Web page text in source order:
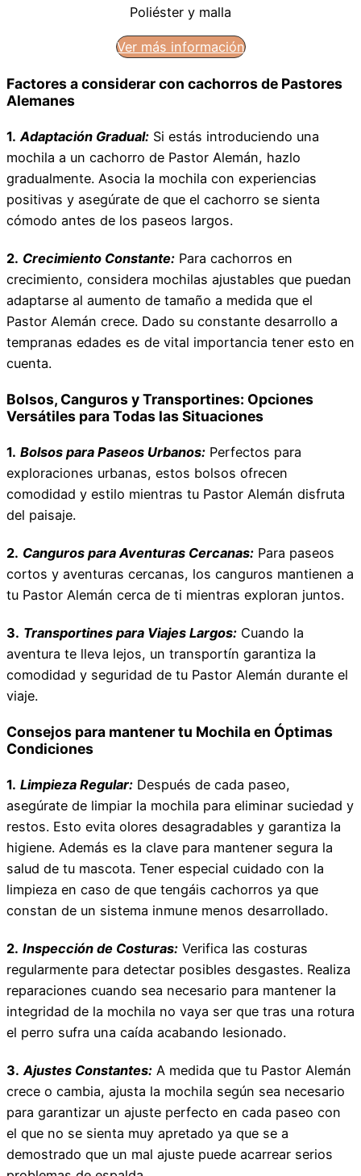
Poliéster y malla
Ver más información
Factores a considerar con cachorros de Pastores
Alemanes
1. Adaptación Gradual: Si estás introduciendo una
mochila a un cachorro de Pastor Alemán, hazlo
gradualmente. Asocia la mochila con experiencias
positivas y asegúrate de que el cachorro se sienta
cómodo antes de los paseos largos.
2. Crecimiento Constante: Para cachorros en
crecimiento, considera mochilas ajustables que puedan
adaptarse al aumento de tamaño a medida que el
Pastor Alemán crece. Dado su constante desarrollo a
tempranas edades es de vital importancia tener esto en
cuenta.
Bolsos, Canguros y Transportines: Opciones
Versátiles para Todas las Situaciones
1. Bolsos para Paseos Urbanos: Perfectos para
exploraciones urbanas, estos bolsos ofrecen
comodidad y estilo mientras tu Pastor Alemán disfruta
del paisaje.
2. Canguros para Aventuras Cercanas: Para paseos
cortos y aventuras cercanas, los canguros mantienen a
tu Pastor Alemán cerca de ti mientras exploran juntos.
3. Transportines para Viajes Largos: Cuando la
aventura te lleva lejos, un transportín garantiza la
comodidad y seguridad de tu Pastor Alemán durante el
viaje.
Consejos para mantener tu Mochila en Óptimas
Condiciones
1. Limpieza Regular: Después de cada paseo,
asegúrate de limpiar la mochila para eliminar suciedad y
restos. Esto evita olores desagradables y garantiza la
higiene. Además es la clave para mantener segura la
salud de tu mascota. Tener especial cuidado con la
limpieza en caso de que tengáis cachorros ya que
constan de un sistema inmune menos desarrollado.
2. Inspección de Costuras: Verifica las costuras
regularmente para detectar posibles desgastes. Realiza
reparaciones cuando sea necesario para mantener la
integridad de la mochila no vaya ser que tras una rotura
el perro sufra una caída acabando lesionado.
3. Ajustes Constantes: A medida que tu Pastor Alemán
crece o cambia, ajusta la mochila según sea necesario
para garantizar un ajuste perfecto en cada paseo con
el que no se sienta muy apretado ya que se a
demostrado que un mal ajuste puede acarrear serios